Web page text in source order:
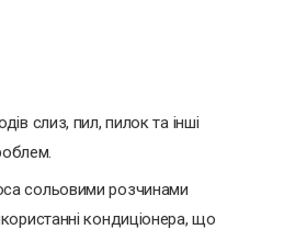
слиз, пил, пилок та інші
сольовими розчинами
кондиціонера, що